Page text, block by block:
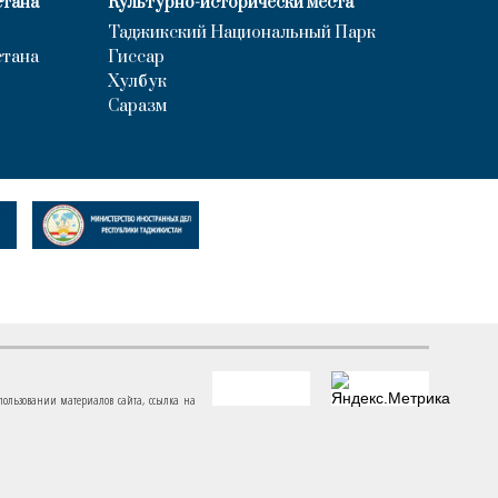
Таджикский Национальный Парк
Гиссар
Хулбук
Саразм
материалов сайта, ссылка на